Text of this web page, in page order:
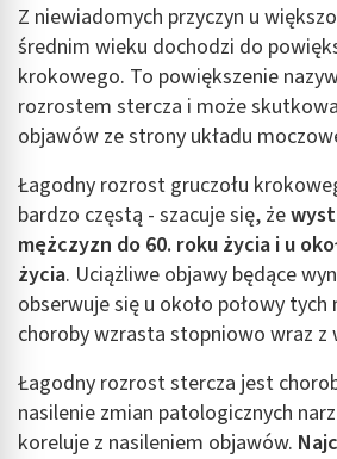
Z niewiadomych przyczyn u
średnim wieku dochodzi do
krokowego. To powiększenie
rozrostem stercza i może
objawów ze strony układu
Łagodny rozrost gruczołu
bardzo częstą - szacuje się, że
mężczyzn do 60. roku życia i u
życia. Uciążliwe objawy będące
obserwuje się u około połowy tych
choroby wzrasta stopniowo wraz z
Łagodny rozrost stercza jest
nasilenie zmian patologicznych
koreluje z nasileniem objawów.